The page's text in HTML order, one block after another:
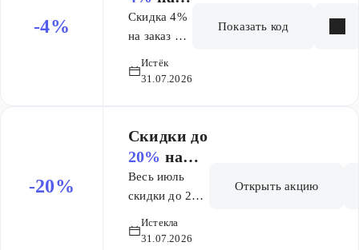
каждый товар по
1 руб. Срок
действия
бонусных
баллов,
– 2 (два) месяца
со дня
активации.
-4%
заказ от
4 000 ₽
Скидка 4%
на заказ от
Истёк
31.07.2026
Показать код
-20%
Скидки до
20% на
плитку и
керамогра
нит в
Санкт-
Весь июль
скидки до 20%
ассортимент
Истекла
31.07.2026
Открыть акцию